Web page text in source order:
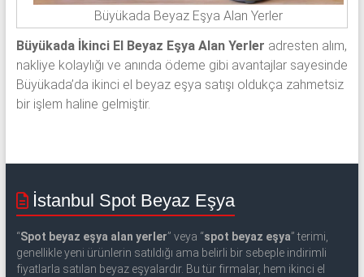
Büyükada Beyaz Eşya Alan Yerler
Büyükada İkinci El Beyaz Eşya Alan Yerler adresten alım,
nakliye kolaylığı ve anında ödeme gibi avantajlar sayesinde
Büyükada’da ikinci el beyaz eşya satışı oldukça zahmetsiz
bir işlem haline gelmiştir.
İstanbul Spot Beyaz Eşya
“Spot beyaz eşya alan yerler” veya “spot beyaz eşya” terimi,
genellikle yeni ürünlerin satıldığı ama belirli bir sebeple indirimli
fiyatlarla satılan beyaz eşyalardır. Bu tür firmalar, hem ikinci el